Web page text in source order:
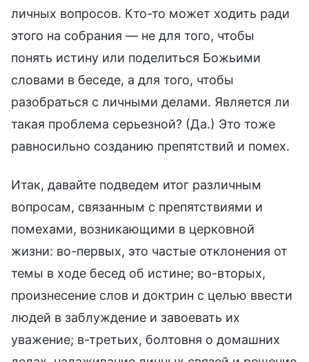
личных вопросов. Кто-то может ходить ради
этого на собрания — не для того, чтобы
понять истину или поделиться Божьими
словами в беседе, а для того, чтобы
разобраться с личными делами. Является ли
такая проблема серьезной? (Да.) Это тоже
равносильно созданию препятствий и помех.
Итак, давайте подведем итог различным
вопросам, связанным с препятствиями и
помехами, возникающими в церковной
жизни: во-первых, это частые отклонения от
темы в ходе бесед об истине; во-вторых,
произнесение слов и доктрин с целью ввести
людей в заблуждение и завоевать их
уважение; в-третьих, болтовня о домашних